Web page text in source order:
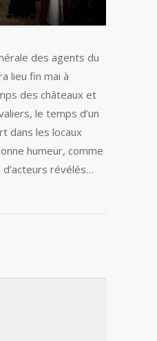
des agents du
lieu fin mai à
des châteaux et
le temps d’un
dans les locaux
humeur, comme
révélés…